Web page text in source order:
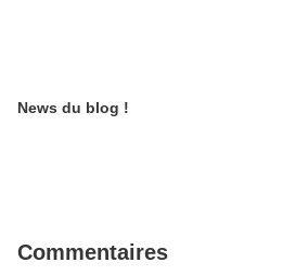
News du blog !
Commentaires